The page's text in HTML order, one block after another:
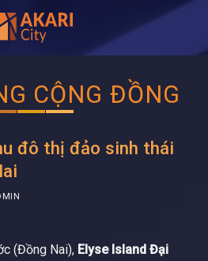
CỘNG ĐỒNG
đô thị đảo sinh thái
(Đồng Nai), Elyse Island Đại